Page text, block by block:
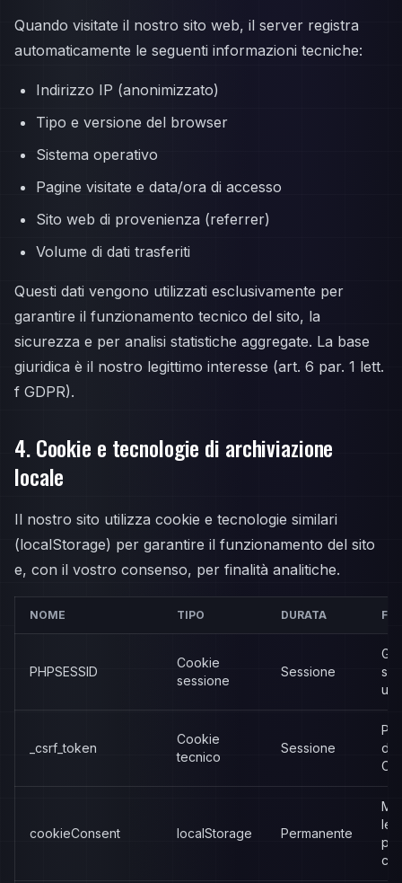
Quando visitate il nostro sito web, il server registra
automaticamente le seguenti informazioni tecniche:
Indirizzo IP (anonimizzato)
Tipo e versione del browser
Sistema operativo
Pagine visitate e data/ora di accesso
Sito web di provenienza (referrer)
Volume di dati trasferiti
Questi dati vengono utilizzati esclusivamente per
garantire il funzionamento tecnico del sito, la
sicurezza e per analisi statistiche aggregate. La base
giuridica è il nostro legittimo interesse (art. 6 par. 1 lett.
f GDPR).
4. Cookie e tecnologie di archiviazione
locale
Il nostro sito utilizza cookie e tecnologie similari
(localStorage) per garantire il funzionamento del sito
e, con il vostro consenso, per finalità analitiche.
NOME TIPO DURATA
PHPSESSID
Cookie
sessione
Sessione
_csrf_token
Cookie
tecnico
Sessione
da
cookieConsent localStorage Permanente
le